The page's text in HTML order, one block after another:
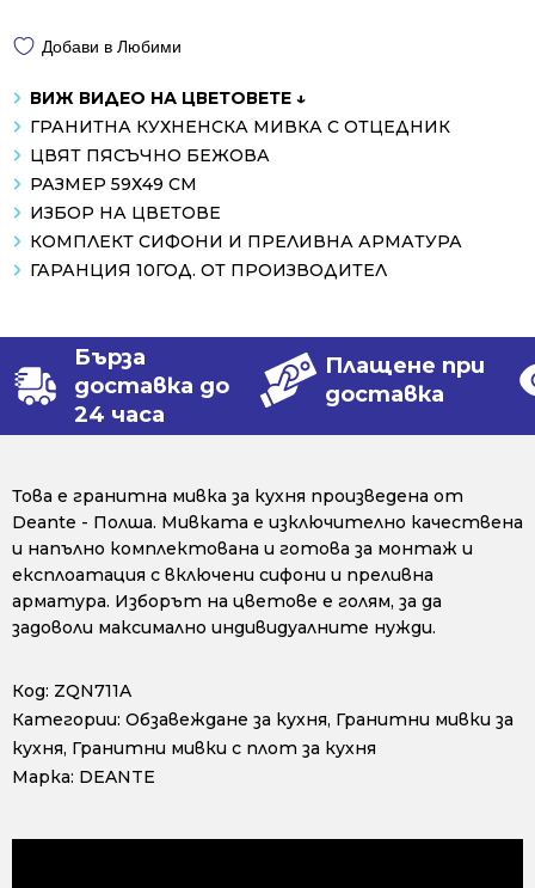
518.00 лв..
389.00 лв..
Добави в Любими
ВИЖ ВИДЕО НА ЦВЕТОВЕТЕ ↓
ГРАНИТНА КУХНЕНСКА МИВКА С ОТЦЕДНИК
ЦВЯТ ПЯСЪЧНО БЕЖОВА
РАЗМЕР 59Х49 СМ
ИЗБОР НА ЦВЕТОВЕ
КОМПЛЕКТ СИФОНИ И ПРЕЛИВНА АРМАТУРА
ГАРАНЦИЯ 10ГОД. ОТ ПРОИЗВОДИТЕЛ
Бърза
доставка до
24 часа
Плащене при
доставка
Това е гранитна мивка за кухня произведена от
Deante - Полша. Мивката е изключително качествена
и напълно комплектована и готова за монтаж и
експлоатация с включени сифони и преливна
арматура. Изборът на цветове е голям, за да
задоволи максимално индивидуалните нужди.
Код: ZQN711A
Категории: Обзавеждане за кухня, Гранитни мивки за
кухня, Гранитни мивки с плот за кухня
Марка: DEANTE